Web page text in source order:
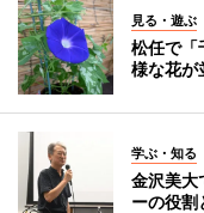
見る・遊ぶ
松任で
様な花が
学ぶ・知る
金沢美
ーの役割